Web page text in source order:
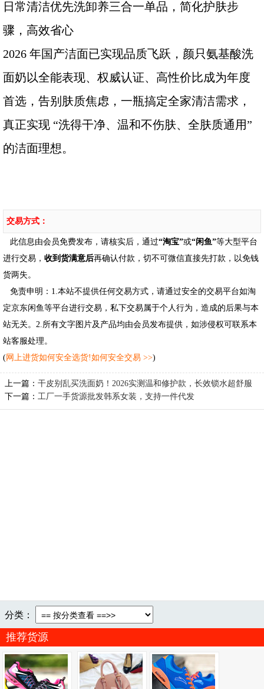
日常清洁优先洗卸养三合一单品，简化护肤步
骤，高效省心
2026 年国产洁面已实现品质飞跃，颜只氨基酸洗
面奶以全能表现、权威认证、高性价比成为年度
首选，告别肤质焦虑，一瓶搞定全家清洁需求，
真正实现 “洗得干净、温和不伤肤、全肤质通用”
的洁面理想。
交易方式：
此信息由会员免费发布，请核实后，通过“淘宝”或“闲鱼”等大型平台
进行交易， 收到货满意后再确认付款，切不可微信直接先打款，以免钱
货两失。
免责申明：1.本站不提供任何交易方式，请通过安全的交易平台如淘
定京东闲鱼等平台进行交易，私下交易属于个人行为，造成的后果与本
站无关。2.所有文字图片及产品均由会员发布提供，如涉侵权可联系本
站客服处理。
(网上进货如何安全选货!如何安全交易 >>)
上一篇： 干皮别乱买洗面奶！2026实测温和修护款，长效锁水超舒服
下一篇： 工厂一手货源批发韩系女装，支持一件代发
分类：
推荐货源